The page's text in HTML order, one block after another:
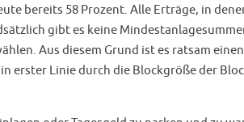
bereits 58 Prozent. Alle Erträge, in
gibt es keine
Aus diesem Grund ist es ratsam
erster Linie durch die Blockgröße der